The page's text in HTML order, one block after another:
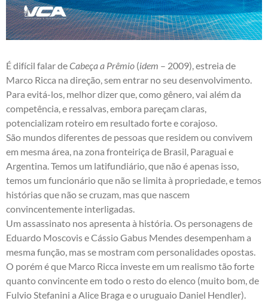
É difícil falar deCabeça a Prêmio (idem – 2009), estreia de
Marco Ricca na direção, sem entrar no seu desenvolvimento.
Para evitá-los, melhor dizer que, como gênero, vai além da
competência, e ressalvas, embora pareçam claras,
potencializam roteiro em resultado forte e corajoso.
São mundos diferentes de pessoas que residem ou convivem
em mesma área, na zona fronteiriça de Brasil, Paraguai e
Argentina. Temos um latifundiário, que não é apenas isso,
temos um funcionário que não se limita à propriedade, e temos
histórias que não se cruzam, mas que nascem
convincentemente interligadas.
Um assassinato nos apresenta à história. Os personagens de
Eduardo Moscovis e Cássio Gabus Mendes desempenham a
mesma função, mas se mostram com personalidades opostas.
O porém é que Marco Ricca investe em um realismo tão forte
quanto convincente em todo o resto do elenco (muito bom, de
Fulvio Stefanini a Alice Braga e o uruguaio Daniel Hendler).